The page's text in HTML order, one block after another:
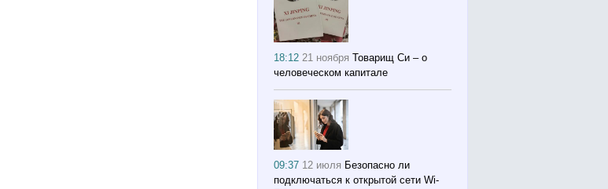
18:1221 ноября Товарищ Си – о
человеческом капитале
09:37 12 июля Безопасно ли
подключаться к открытой сети Wi-